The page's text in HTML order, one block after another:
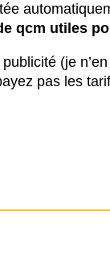
qcm utiles
(je
pas les